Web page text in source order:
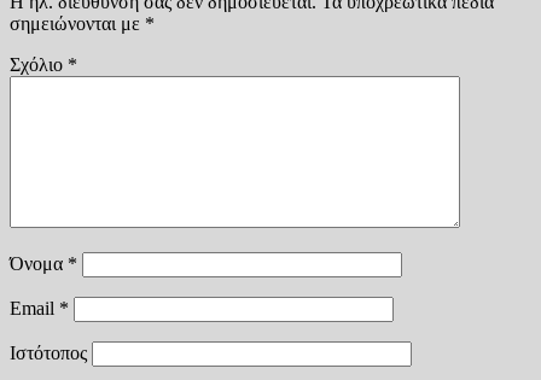
σημειώνονται με *
Σχόλιο *
Όνομα *
Email *
Ιστότοπος